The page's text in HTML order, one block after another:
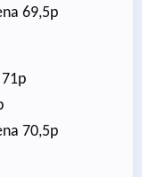
69,5p
70,5p